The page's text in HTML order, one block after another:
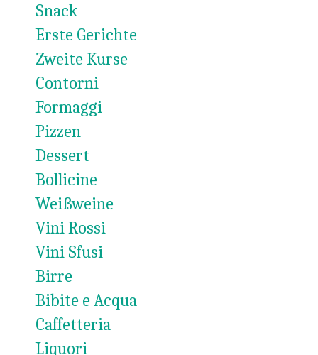
Snack
Erste Gerichte
Zweite Kurse
Contorni
Formaggi
Pizzen
Dessert
Bollicine
Weißweine
Vini Rossi
Vini Sfusi
Birre
Bibite e Acqua
Caffetteria
Liquori